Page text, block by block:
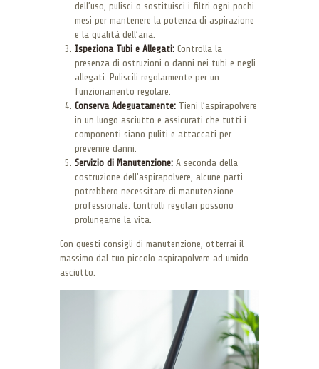
dell’uso, pulisci o sostituisci i filtri ogni pochi
mesi per mantenere la potenza di aspirazione
e la qualità dell’aria.
Ispeziona Tubi e Allegati: Controlla la
presenza di ostruzioni o danni nei tubi e negli
allegati. Puliscili regolarmente per un
funzionamento regolare.
Conserva Adeguatamente: Tieni l’aspirapolvere
in un luogo asciutto e assicurati che tutti i
componenti siano puliti e attaccati per
prevenire danni.
Servizio di Manutenzione: A seconda della
costruzione dell’aspirapolvere, alcune parti
potrebbero necessitare di manutenzione
professionale. Controlli regolari possono
prolungarne la vita.
Con questi consigli di manutenzione, otterrai il
massimo dal tuo piccolo aspirapolvere ad umido
asciutto.